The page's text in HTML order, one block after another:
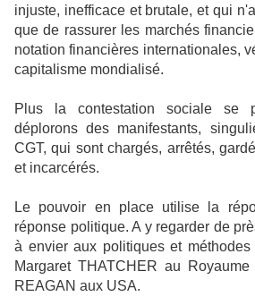
injuste, inefficace et brutale, et qui
que de rassurer les marchés
notation financières internationales,
capitalisme mondialisé.
Plus la contestation sociale se
déplorons des manifestants,
CGT, qui sont chargés, arrêtés,
et incarcérés.
Le pouvoir en place utilise la
réponse politique. A y regarder de
à envier aux politiques et
Margaret THATCHER au
REAGAN aux USA.